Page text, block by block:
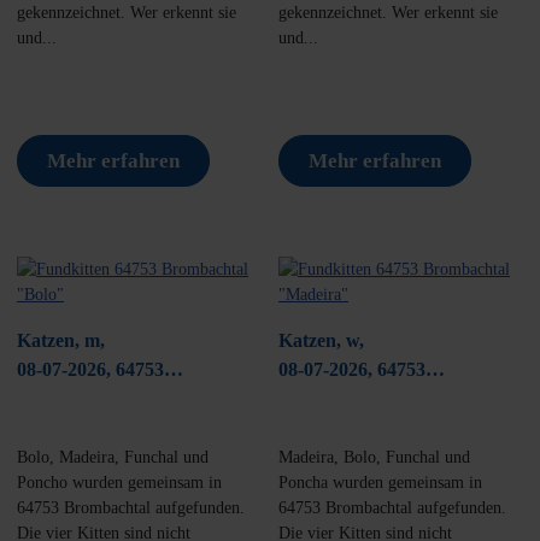
gekennzeichnet. Wer erkennt sie
und...
Mehr erfahren
gekennzeichnet. Wer erkennt sie
und...
Mehr erfahren
Katzen, m,
08-07-2026, 64753
Bolo, Madeira, Funchal und
Poncho wurden gemeinsam in
64753 Brombachtal aufgefunden.
Die vier Kitten sind nicht
Katzen, w,
08-07-2026, 64753
Madeira, Bolo, Funchal und
Poncha wurden gemeinsam in
64753 Brombachtal aufgefunden.
Die vier Kitten sind nicht